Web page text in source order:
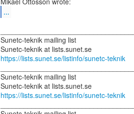
...
Sunetc-teknik mailing list
https://lists.sunet.se/listinfo/sunetc-teknik
Sunetc-teknik mailing list
https://lists.sunet.se/listinfo/sunetc-teknik